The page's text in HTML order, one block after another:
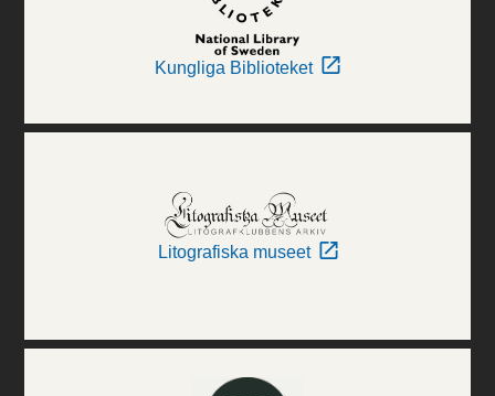
Kungliga Biblioteket
Litografiska museet